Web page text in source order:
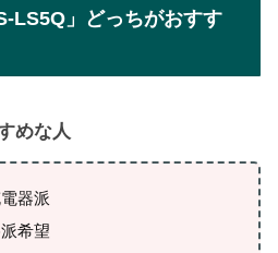
LS5Q」どっちがおすす
めな人
器派
希望